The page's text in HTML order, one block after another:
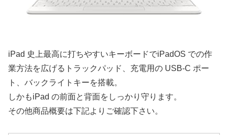
iPad 史上最高に打ちやすいキーボードでiPadOS での作
業方法を広げるトラックパッド、充電用の USB-C ポー
ト、バックライトキーを搭載。
しかもiPad の前面と背面をしっかり守ります。
その他商品概要は下記よりご確認下さい。